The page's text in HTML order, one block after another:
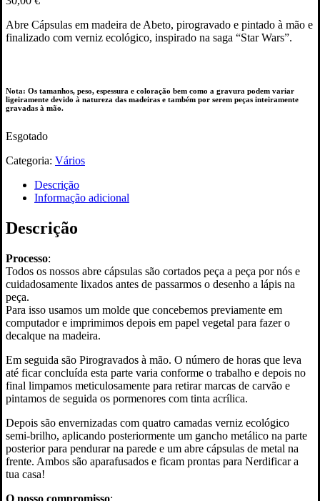
Abre Cápsulas em madeira de Abeto, pirogravado e pintado à mão e
finalizado com verniz ecológico, inspirado na saga “Star Wars”.
Nota: Os tamanhos, peso, espessura e coloração bem como a gravura podem variar
ligeiramente devido à natureza das madeiras e também por serem peças inteiramente
gravadas à mão.
Esgotado
Categoria: Vários
Descrição
Informação adicional
Descrição
Processo:
Todos os nossos abre cápsulas são cortados peça a peça por nós e
cuidadosamente lixados antes de passarmos o desenho a lápis na
peça.
Para isso usamos um molde que concebemos previamente em
computador e imprimimos depois em papel vegetal para fazer o
decalque na madeira.
Em seguida são Pirogravados à mão. O número de horas que leva
até ficar concluída esta parte varia conforme o trabalho e depois no
final limpamos meticulosamente para retirar marcas de carvão e
pintamos de seguida os pormenores com tinta acrílica.
Depois são envernizadas com quatro camadas verniz ecológico
semi-brilho, aplicando posteriormente um gancho metálico na parte
posterior para pendurar na parede e um abre cápsulas de metal na
frente. Ambos são aparafusados e ficam prontas para Nerdificar a
tua casa!
O nosso compromisso: